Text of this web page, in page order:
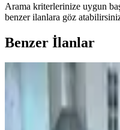
Arama kriterlerinize uygun
benzer ilanlara göz
Benzer İlanlar
Final
3+1 Daire
Merkez,